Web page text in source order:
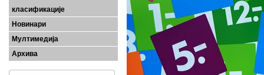
класификације
Новинари
Мултимедија
Архива